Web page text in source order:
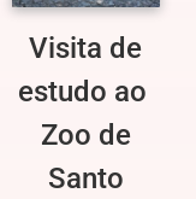
Visita de
estudo ao
Zoo de
Santo